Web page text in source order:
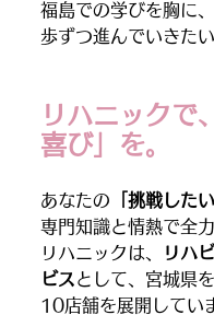
福島での学びを胸に
歩ずつ進んでいきた
リハニックで
喜び」を。
あなたの 「挑戦したい
専門知識と情熱で全
リハニックは、
リハ
ビス として、宮城県
10店舗を展開してい